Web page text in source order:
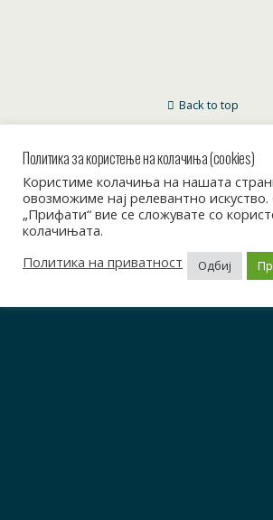
Политика за користење на колачиња (cookies)
Користиме колачиња на нашата
овозможиме нај релевантно
„Прифати“ вие се сложувате со
колачињата.
Политика на приватност
Одбиј
Back to top